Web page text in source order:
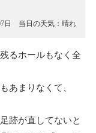
日 当日の天気： 晴れ
るホールもなく全
あまりなくて、
跡が直してないと